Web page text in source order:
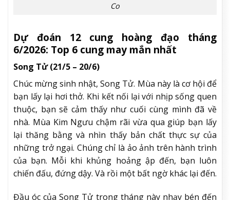
Co
Dự đoán 12 cung hoàng đạo tháng
6/2026: Top 6 cung may mắn nhất
Song Tử (21/5 – 20/6)
Chúc mừng sinh nhật, Song Tử. Mùa này là cơ hội để
bạn lấy lại hơi thở. Khi kết nối lại với nhịp sống quen
thuộc, bạn sẽ cảm thấy như cuối cùng mình đã về
nhà. Mùa Kim Ngưu chậm rãi vừa qua giúp bạn lấy
lại thăng bằng và nhìn thấy bản chất thực sự của
những trở ngại. Chúng chỉ là ảo ảnh trên hành trình
của bạn. Mỗi khi khủng hoảng ập đến, bạn luôn
chiến đấu, đứng dậy. Và rồi một bất ngờ khác lại đến.
Đầu óc của Song Tử trong tháng này nhạy bén đến